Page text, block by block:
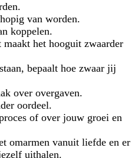
van worden.
koppelen.
het hooguit zwaarder
bepaalt hoe zwaar jij
over overgaven.
oordeel.
of over jouw groei en
omarmen vanuit liefde en er
uithalen.